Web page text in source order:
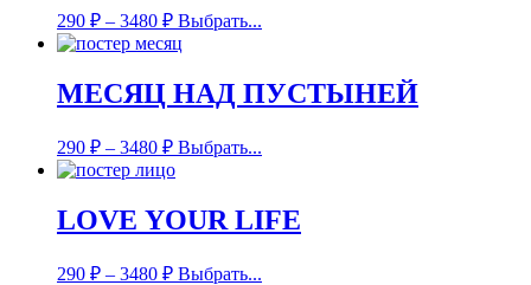
290 ₽ – 3480 ₽ Выбрать...
МЕСЯЦ НАД ПУСТЫНЕЙ
290 ₽ – 3480 ₽ Выбрать...
LOVE YOUR LIFE
290 ₽ – 3480 ₽ Выбрать...